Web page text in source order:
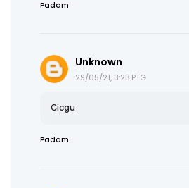
Padam
Unknown
29/05/21, 3:23 PTG
Cicgu
Padam